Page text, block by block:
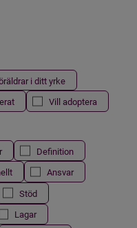
i ditt yrke
Vill adoptera
Definition
Ansvar
Stöd
Lagar